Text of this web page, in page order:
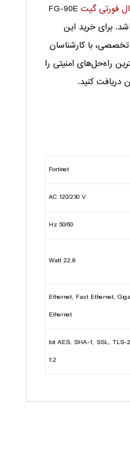
فورتی گیت FG-90E
برای خرید این
با کارشناسان
راه‌حل‌های امنیتی را
دریافت کنید.
Fortinet
AC 120/230 V
50/60 Hz
22.8 Watt
Ethernet, Fast Ethernet,
Ethernet
256-bit AES, SHA-1, SSL, TLS
1.2